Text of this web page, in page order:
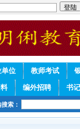
单位 教师考试
编外招聘 书
索：